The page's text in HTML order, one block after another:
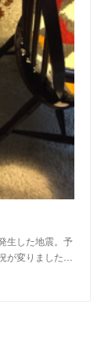
生した地震。予
が変りました…